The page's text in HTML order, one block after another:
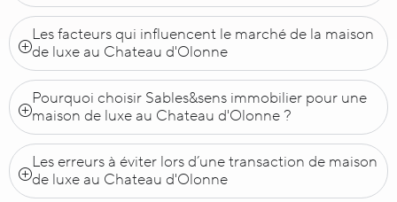
Les facteurs qui influencent le marché de la maison
de luxe au Chateau d'Olonne
Pourquoi choisir Sables&sens immobilier pour une
maison de luxe au Chateau d'Olonne ?
Les erreurs à éviter lors d’une transaction de maison
de luxe au Chateau d'Olonne